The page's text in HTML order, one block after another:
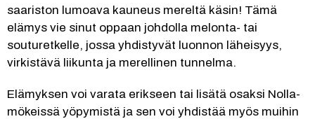
saariston lumoava kauneus mereltä käsin! Tämä
elämys vie sinut oppaan johdolla melonta- tai
souturetkelle, jossa yhdistyvät luonnon läheisyys,
virkistävä liikunta ja merellinen tunnelma.
Elämyksen voi varata erikseen tai lisätä osaksi Nolla-
mökeissä yöpymistä ja sen voi yhdistää myös muihin